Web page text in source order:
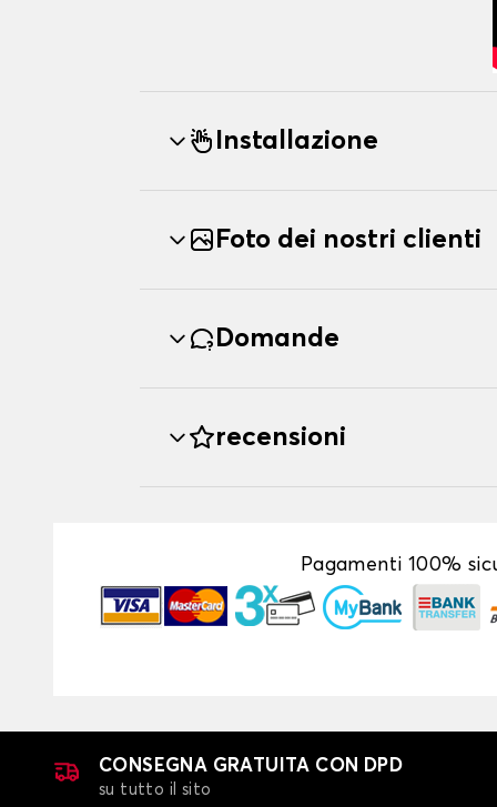
Installazione
Foto dei nostri clienti
Domande
recensioni
Pagamenti 100%
CONSEGNA GRATUITA CON DPD
su tutto il sito